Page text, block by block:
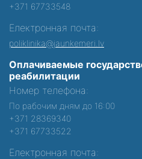
+371 67733548
Електронная почта:
poliklinika@jaunkemeri.lv
Оплачиваемые
реабилитации
Номер телефона:
По рабочим дням до 16:00
+371 28369340
+371 67733522
Електронная почта: